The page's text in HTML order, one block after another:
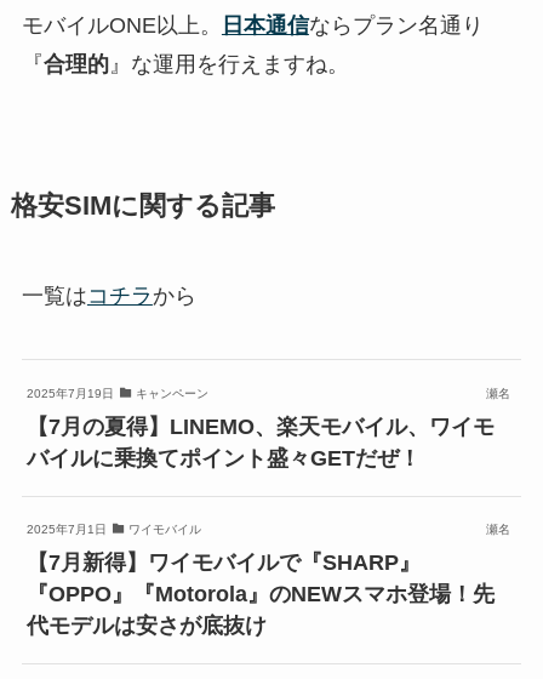
モバイルONE以上。
日本通信ならプラン名通り
『合理的』な運用を行えますね。
格安SIMに関する記事
一覧はコチラ から
2025年7月19日 キャンペーン 瀬名
【7月の夏得】LINEMO、楽天モバイル、ワイモ
バイルに乗換てポイント盛々GETだぜ！
2025年7月1日 ワイモバイル 瀬名
【7月新得】ワイモバイルで『SHARP』
『OPPO』『Motorola』のNEWスマホ登場！先
代モデルは安さが底抜け